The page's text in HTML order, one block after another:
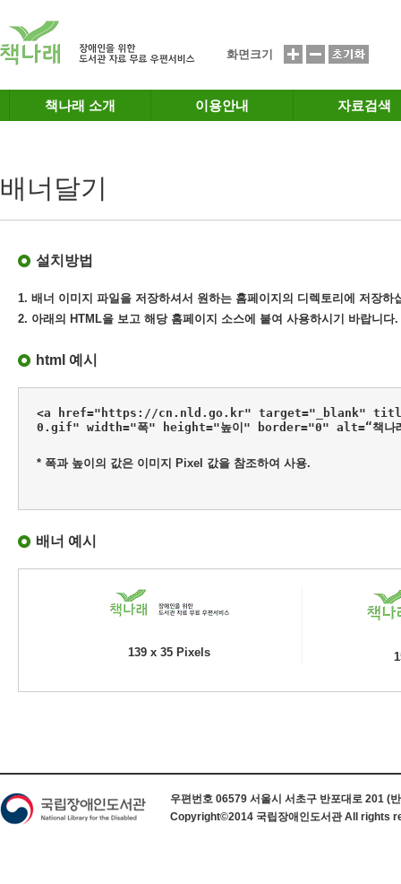
화면크기
책나래 소개 이용안내 자료검색
배너달기
설치방법
1. 배너 이미지 파일을 저장하셔서 원하는 홈페이지의 디렉토리에 저장하
2. 아래의 HTML을 보고 해당 홈페이지 소스에 붙여 사용하시기 바랍니다.
html 예시
<a href="https://cn.nld.go.kr" target="_blank"
0.gif" width="폭" height="높이" border="0" alt=“책나래
* 폭과 높이의 값은 이미지 Pixel 값을 참조하여 사용.
배너 예시
139 x 35 Pixels
우편번호 06579 서울시 서초구 반포대로 201 (
Copyright©2014 국립장애인도서관 All rights